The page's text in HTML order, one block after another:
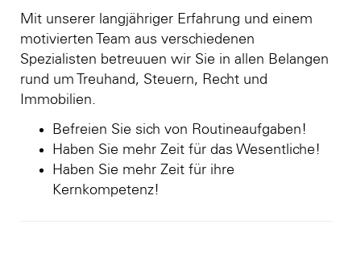
Mit unserer langjähriger Erfahrung und einem
motivierten Team aus verschiedenen
Spezialisten betreuuen wir Sie in allen Belangen
rund um Treuhand, Steuern, Recht und
Immobilien.
Befreien Sie sich von Routineaufgaben!
Haben Sie mehr Zeit für das Wesentliche!
Haben Sie mehr Zeit für ihre
Kernkompetenz!